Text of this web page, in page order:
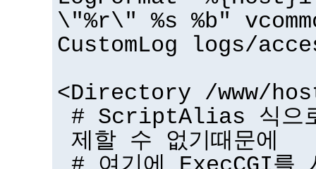
\"%r\" %s %b"
CustomLog logs/
<Directory /www/
# ScriptAlias 식으
제할 수 없기때문에